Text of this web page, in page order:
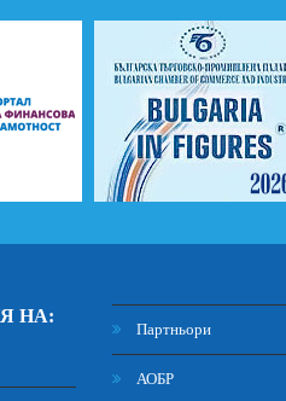
НА:
Партньори
АОБР